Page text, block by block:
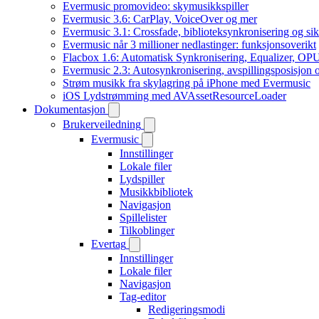
Evermusic promovideo: skymusikkspiller
Evermusic 3.6: CarPlay, VoiceOver og mer
Evermusic 3.1: Crossfade, biblioteksynkronisering og
Evermusic når 3 millioner nedlastinger: funksjonsoverikt
Flacbox 1.6: Automatisk Synkronisering, Equalizer,
Evermusic 2.3: Autosynkronisering, avspillingsposisjon
Strøm musikk fra skylagring på iPhone med Evermusic
iOS Lydstrømming med AVAssetResourceLoader
Dokumentasjon
Brukerveiledning
Evermusic
Innstillinger
Lokale filer
Lydspiller
Musikkbibliotek
Navigasjon
Spillelister
Tilkoblinger
Evertag
Innstillinger
Lokale filer
Navigasjon
Tag-editor
Redigeringsmodi